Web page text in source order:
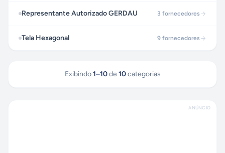
Representante Autorizado GERDAU 3 fornecedores
Tela Hexagonal 9 fornecedores
Exibindo 1–10 de 10 categorias
ANÚNCIO